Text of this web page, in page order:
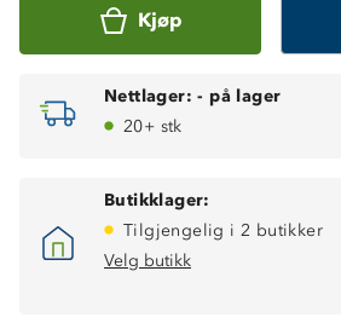
Kjøp
Nettlager: - på lager
20+ stk
Butikklager:
Tilgjengelig i 2 butikker
Velg butikk